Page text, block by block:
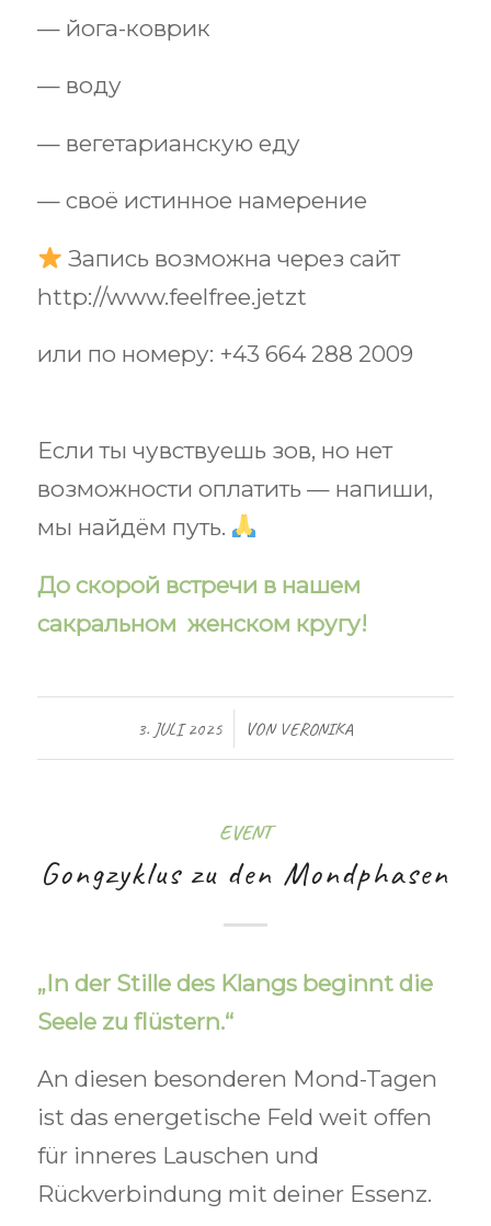
— йога-коврик
— воду
— вегетарианскую еду
— своё истинное намерение
Запись возможна через сайт
http://www.feelfree.jetzt
или по номеру: +43 664 288 2009
Если ты чувствуешь зов, но нет
возможности оплатить — напиши,
мы найдём путь.
До скорой встречи в нашем
сакральном женском кругу!
3. JULI 2025
/ VON VERONIKA
EVENT
Gongzyklus zu den Mondphasen
„In der Stille des Klangs beginnt die
Seele zu flüstern.“
An diesen besonderen Mond-Tagen
ist das energetische Feld weit offen
für inneres Lauschen und
Rückverbindung mit deiner Essenz.